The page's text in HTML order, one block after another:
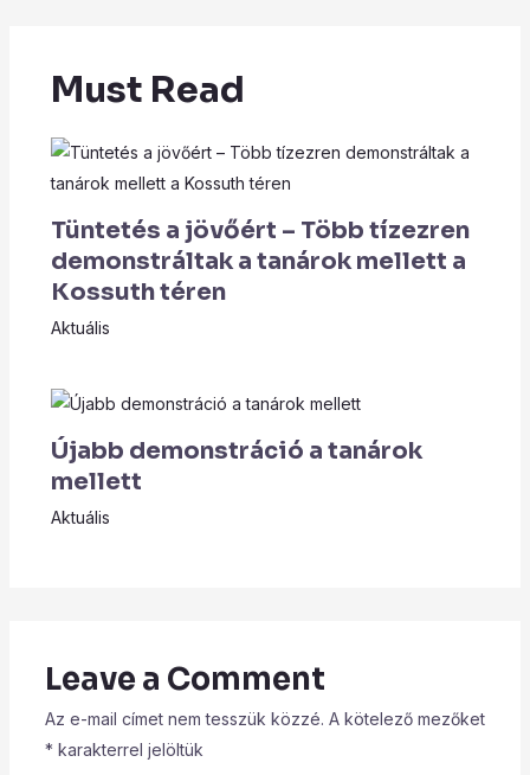
Must Read
Tüntetés a jövőért – Több tízezren
demonstráltak a tanárok mellett a
Kossuth téren
Aktuális
Újabb demonstráció a tanárok
mellett
Aktuális
Leave a Comment
Az e-mail címet nem tesszük közzé. A kötelező mezőket
* karakterrel jelöltük